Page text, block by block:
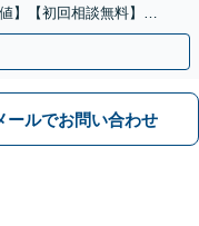
】【初回相談無料】先
商法など
ールでお問い合わせ